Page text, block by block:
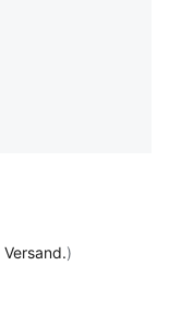
Versand.)